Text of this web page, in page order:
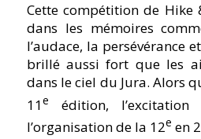
Cette compétition de Hike
dans les mémoires
l’audace, la persévérance
brillé aussi fort que les
dans le ciel du Jura. Alors
11e
édition,
l’organisation de la 12e en